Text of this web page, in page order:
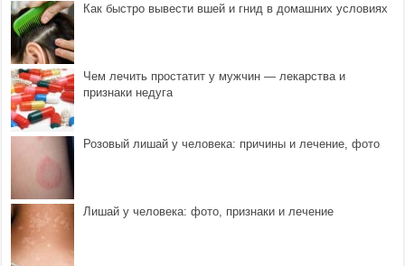
Как быстро вывести вшей и гнид в домашних условиях
Чем лечить простатит у мужчин — лекарства и
признаки недуга
Розовый лишай у человека: причины и лечение, фото
Лишай у человека: фото, признаки и лечение